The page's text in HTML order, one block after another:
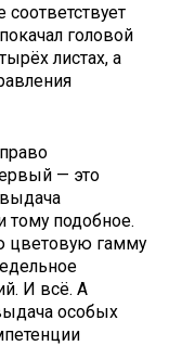
головой
листах, а
— это
тому подобное.
цветовую гамму
И всё. А
особых